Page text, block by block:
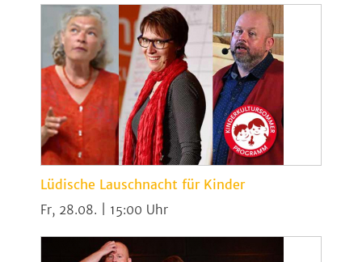
Lüdische Lauschnacht für Kinder
Fr, 28.08. | 15:00